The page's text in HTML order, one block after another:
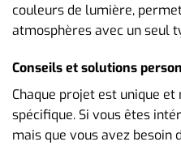
couleurs de lumière,
atmosphères avec un seul
Conseils et solutions
Chaque projet est unique
spécifique. Si vous êtes
mais que vous avez besoin